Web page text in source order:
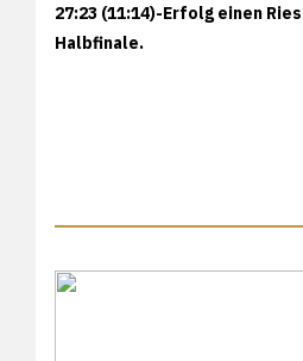
27:23 (11:14)-Erfolg einen
Halbfinale.